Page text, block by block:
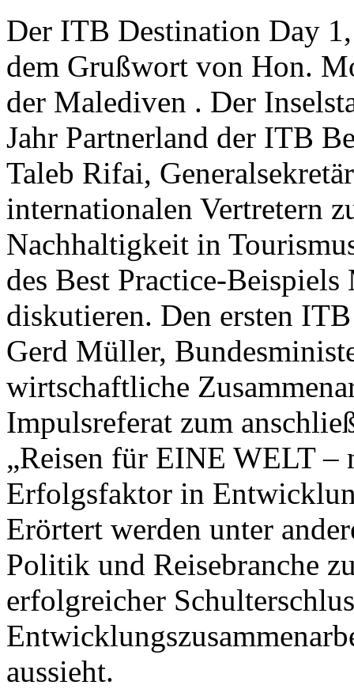
Der ITB Destination Day
dem Grußwort von Hon.
der Malediven . Der
Jahr Partnerland der ITB
Taleb Rifai,
internationalen Vertretern
Nachhaltigkeit in
des Best Practice-
diskutieren. Den ersten
Gerd Müller,
wirtschaftliche
Impulsreferat zum
„Reisen für EINE WELT –
Erfolgsfaktor in
Erörtert werden unter
Politik und Reisebranche
erfolgreicher
aussieht.